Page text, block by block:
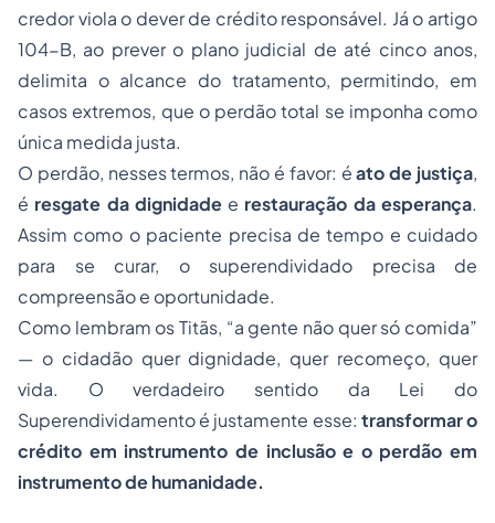
credor viola o dever de crédito responsável. Já o artigo
104-B, ao prever o plano judicial de até cinco anos,
delimita o alcance do tratamento, permitindo, em
casos extremos, que o perdão total se imponha como
única medida justa.
O perdão, nesses termos, não é favor: éato de justiça,
é resgate da dignidadee restauração da esperança.
Assim como o paciente precisa de tempo e cuidado
para se curar, o superendividado precisa de
compreensão e oportunidade.
Como lembram os Titãs, “a gente não quer só comida”
— o cidadão quer dignidade, quer recomeço, quer
vida. O verdadeiro sentido da Lei do
Superendividamento é justamente esse: transformar o
crédito em instrumento de inclusão e o perdão em
instrumento de humanidade.